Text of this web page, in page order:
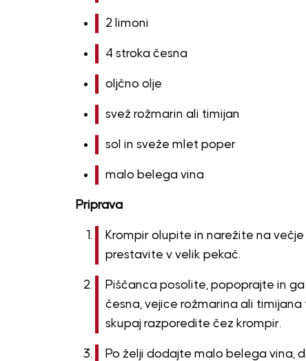
2 limoni
4 stroka česna
oljčno olje
svež rožmarin ali timijan
sol in sveže mlet poper
malo belega vina
Priprava
Krompir olupite in narežite na
prestavite v velik pekač.
Piščanca posolite, popoprajte in
česna, vejice rožmarina ali
skupaj razporedite čez krompir.
Po želji dodajte malo belega vina,